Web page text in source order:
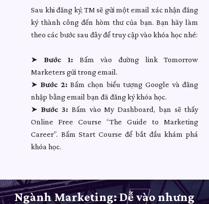
Sau khi đăng ký, TM sẽ gửi một email xác nhận đăng
ký thành công đến hòm thư của bạn. Bạn hãy làm
theo các bước sau đây để truy cập vào khóa học nhé:
➤ Bước 1: Bấm vào đường link Tomorrow
Marketers gửi trong email.
➤ Bước 2: Bấm chọn biểu tượng Google và đăng
nhập bằng email bạn đã đăng ký khóa học.
➤ Bước 3: Bấm vào My Dashboard, bạn sẽ thấy
Online Free Course “The Guide to Marketing
Career”. Bấm Start Course để bắt đầu khám phá
khóa học.
Ngành Marketing: Dễ vào nhưng